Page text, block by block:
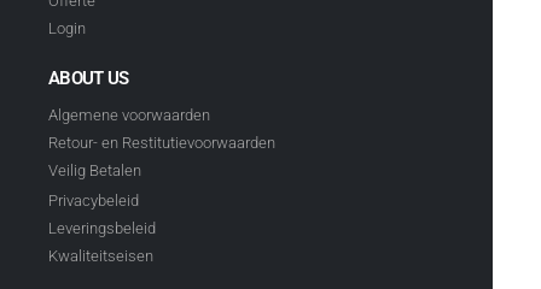
Login
ABOUT US
Algemene voorwaarden
Retour- en Restitutievoorwaarden
Veilig Betalen
Privacybeleid
Leveringsbeleid
Kwaliteitseisen